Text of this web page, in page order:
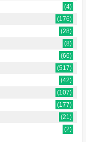
(4)
(176)
(28)
(8)
(66)
(517)
(42)
(107)
(177)
(21)
(2)